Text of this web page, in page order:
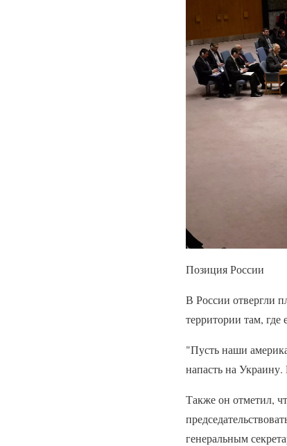
Позиция России
В России отвергли
территории там, где
"Пусть наши
напасть на
Также он отметил,
генеральным